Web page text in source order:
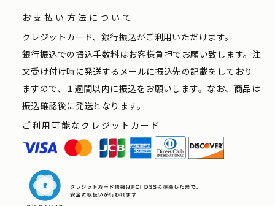
お支払い方法について
クレジットカード、銀行振込がご利用いただけます。
銀行振込での振込手数料はお客様負担でお願い致します。注
文受け付け時に発送するメールに振込先の記載をしており
ますので、１週間以内に振込をお願いします。なお、商品は
振込確認後に発送となります。
ご利用可能なクレジットカード